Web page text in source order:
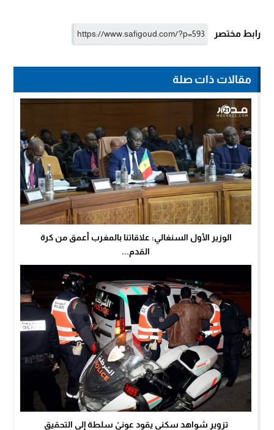
رابط مختصر
مقالات ذات صلة
الوزير الأول السنغالي: علاقاتنا بالمغرب أعمق من كرة
القدم...
تزوير شواهد سكنى يقود عونيْ سلطة إلى التحقيق